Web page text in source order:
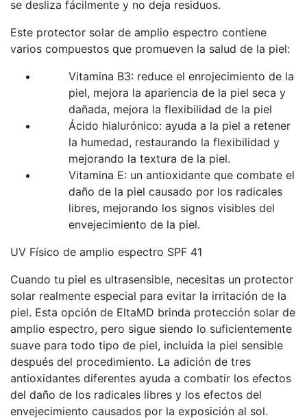
se desliza fácilmente y no deja residuos.
Este protector solar de amplio espectro contiene
varios compuestos que promueven la salud de la piel:
Vitamina B3: reduce el enrojecimiento de la
piel, mejora la apariencia de la piel seca y
dañada, mejora la flexibilidad de la piel
Ácido hialurónico: ayuda a la piel a retener
la humedad, restaurando la flexibilidad y
mejorando la textura de la piel.
Vitamina E: un antioxidante que combate el
daño de la piel causado por los radicales
libres, mejorando los signos visibles del
envejecimiento de la piel.
UV Físico de amplio espectro SPF 41
Cuando tu piel es ultrasensible, necesitas un protector
solar realmente especial para evitar la irritación de la
piel. Esta opción de EltaMD brinda protección solar de
amplio espectro, pero sigue siendo lo suficientemente
suave para todo tipo de piel, incluida la piel sensible
después del procedimiento. La adición de tres
antioxidantes diferentes ayuda a combatir los efectos
del daño de los radicales libres y los efectos del
envejecimiento causados ​​por la exposición al sol.